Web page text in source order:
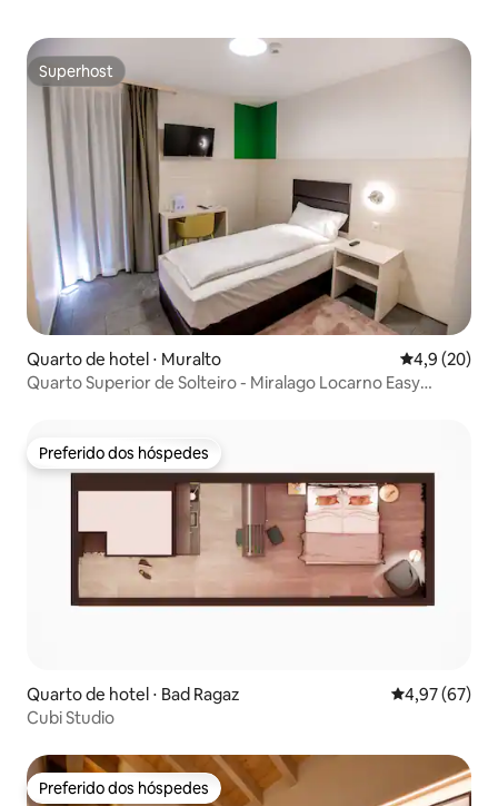
Superhost
Superhost
Quarto de hotel ⋅ Muralto 4,9 de uma
4,9 (20)
Quarto Superior de Solteiro - Miralago Locarno Easy
Preferido dos hóspedes
Preferido dos hóspedes
Quarto de hotel ⋅ Bad Ragaz 4,97 de uma
4,97 (67)
Cubi Studio
Preferido dos hóspedes
Preferido dos hóspedes